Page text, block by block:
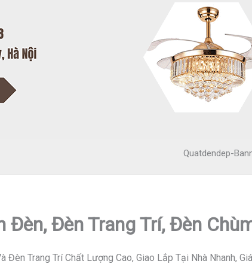
Quatdendep-
Đèn, Đèn Trang Trí, Đèn
Đèn Trang Trí Chất Lượng Cao, Giao Lắp Tại Nhà Nhanh,